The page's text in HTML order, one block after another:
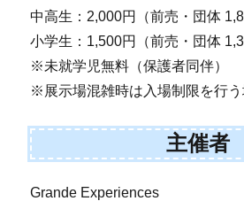
中高生：2,000円（前売・団体
小学生：1,500円（前売・団体
※未就学児無料（保護者同伴）
※展示場混雑時は入場制限を行う
主催者
Grande Experiences